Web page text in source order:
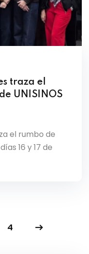
traza el
UNISINOS
el rumbo de
16 y 17 de
4